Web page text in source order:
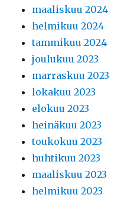
maaliskuu 2024
helmikuu 2024
tammikuu 2024
joulukuu 2023
marraskuu 2023
lokakuu 2023
elokuu 2023
heinäkuu 2023
toukokuu 2023
huhtikuu 2023
maaliskuu 2023
helmikuu 2023